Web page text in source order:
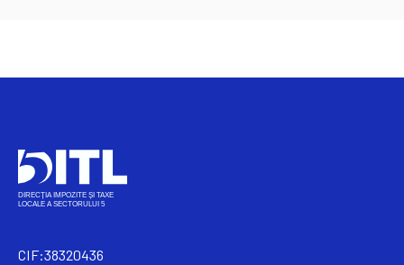
CIF:38320436